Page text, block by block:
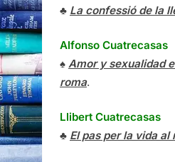
♣ La confessió de la
Alfonso Cuatrecasas
♠ Amor y sexualidad
roma.
Llibert Cuatrecasas
♣ El pas per la vida al